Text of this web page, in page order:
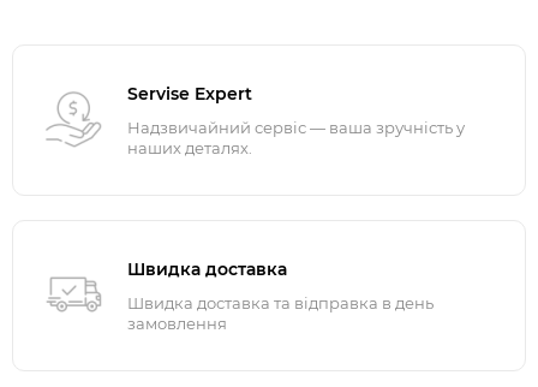
Servise Expert
Надзвичайний сервіс — ваша зручність у
наших деталях.
Швидка доставка
Швидка доставка та відправка в день
замовлення